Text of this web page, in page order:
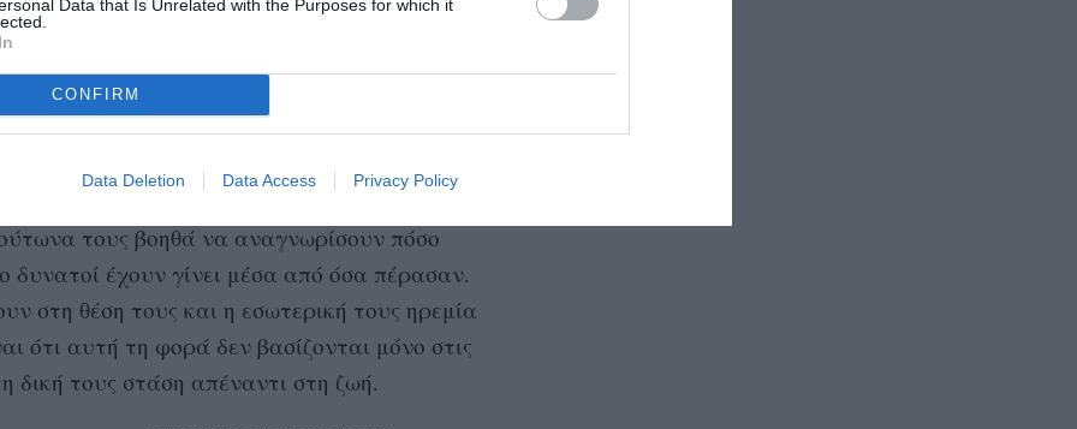
Data that Is Unrelated with the Purposes for which it
CONFIRM
Data Deletion Data Access Privacy Policy
και μαζί της έρχεται μια πιο ήρεμη
ότι βγαίνουν επιτέλους από μια
τους βοηθά να αναγνωρίσουν πόσο
δυνατοί έχουν γίνει μέσα από όσα πέρασαν.
στη θέση τους και η εσωτερική τους ηρεμία
ότι αυτή τη φορά δεν βασίζονται μόνο στις
δική τους στάση απέναντι στη ζωή.